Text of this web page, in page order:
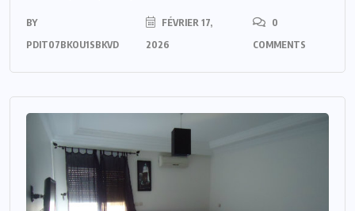
BY
PDIT07BKOU1SBKVD
FÉVRIER 17,
2026
0
COMMENTS